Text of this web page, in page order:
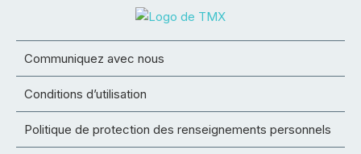
Communiquez avec nous
Conditions d’utilisation
Politique de protection des renseignements personnels